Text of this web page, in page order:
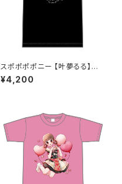
スポポポポニー 【叶夢るる】生
誕祭Tシャツ ブラック XXL〜XX
XLサイズ
¥4,200